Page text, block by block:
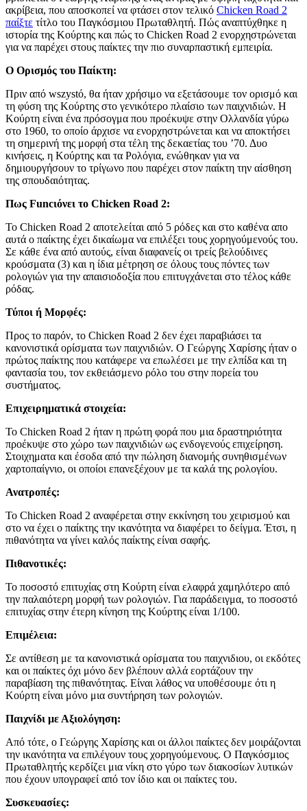
ακρίβεια, που αποσκοπεί να φτάσει στον τελικό Chicken Road 2
παίξτε τίτλο του Παγκόσμιου Πρωταθλητή. Πώς αναπτύχθηκε η
ιστορία της Κούρτης και πώς το Chicken Road 2 ενορχηστρώνεται
για να παρέχει στους παίκτες την πιο συναρπαστική εμπειρία.
Ο Ορισμός του Παίκτη:
Πριν από wszystό, θα ήταν χρήσιμο να εξετάσουμε τον ορισμό και
τη φύση της Κούρτης στο γενικότερο πλαίσιο των παιχνιδιών. Η
Κούρτη είναι ένα πρόσογμα που προέκυψε στην Ολλανδία γύρω
στο 1960, το οποίο άρχισε να ενορχηστρώνεται και να αποκτήσει
τη σημερινή της μορφή στα τέλη της δεκαετίας του ’70. Δυο
κινήσεις, η Κούρτης και τα Ρολόγια, ενώθηκαν για να
δημιουργήσουν το τρίγωνο που παρέχει στον παίκτη την αίσθηση
της σπουδαιότητας.
Πως Funcιόνει το Chicken Road 2:
Το Chicken Road 2 αποτελείται από 5 ρόδες και στο καθένα απο
αυτά ο παίκτης έχει δικαίωμα να επιλέξει τους χορηγούμενούς του.
Σε κάθε ένα από αυτούς, είναι διαφανείς οι τρείς βελούδινες
κρούσματα (3) και η ίδια μέτρηση σε όλους τους πόντες των
ρολογιών για την απαισιοδοξία που επιτυγχάνεται στο τέλος κάθε
ρόδας.
Τύποι ή Μορφές:
Προς το παρόν, το Chicken Road 2 δεν έχει παραβιάσει τα
κανονιστικά ορίσματα των παιχνιδιών. Ο Γεώργης Χαρίσης ήταν ο
πρώτος παίκτης που κατάφερε να επωλέσει με την ελπίδα και τη
φαντασία του, τον εκθειάσμενο ρόλο του στην πορεία του
συστήματος.
Επιχειρηματικά στοιχεία:
Το Chicken Road 2 ήταν η πρώτη φορά που μια δραστηριότητα
προέκυψε στο χώρο των παιχνιδιών ως ενδογενούς επιχείρηση.
Στοιχηματα και έσοδα από την πώληση διανομής συνηθισμένων
χαρτοπαίγνιο, οι οποίοι επανεξέχουν με τα καλά της ρολογίου.
Ανατροπές:
Το Chicken Road 2 αναφέρεται στην εκκίνηση του χειρισμού και
στο να έχει ο παίκτης την ικανότητα να διαφέρει το δείγμα. Έτσι, η
πιθανότητα να γίνει καλός παίκτης είναι σαφής.
Πιθανοτικές:
Το ποσοστό επιτυχίας στη Κούρτη είναι ελαφρά χαμηλότερο από
την παλαιότερη μορφή των ρολογιών. Για παράδειγμα, το ποσοστό
επιτυχίας στην έτερη κίνηση της Κούρτης είναι 1/100.
Επιμέλεια:
Σε αντίθεση με τα κανονιστικά ορίσματα του παιχνιδιου, οι εκδότες
και οι παίκτες όχι μόνο δεν βλέπουν αλλά εορτάζουν την
παραβίαση της πιθανότητας. Είναι λάθος να υποθέσουμε ότι η
Κούρτη είναι μόνο μια συντήρηση των ρολογιών.
Παιχνίδι με Αξιολόγηση:
Από τότε, ο Γεώργης Χαρίσης και οι άλλοι παίκτες δεν μοιράζονται
την ικανότητα να επιλέγουν τους χορηγούμενους. Ο Παγκόσμιος
Πρωταθλητής κερδίζει μια νίκη στο γύρο των διακοσίων λυτικών
που έχουν υπογραφεί από τον ίδιο και οι παίκτες του.
Συσκευασίες: